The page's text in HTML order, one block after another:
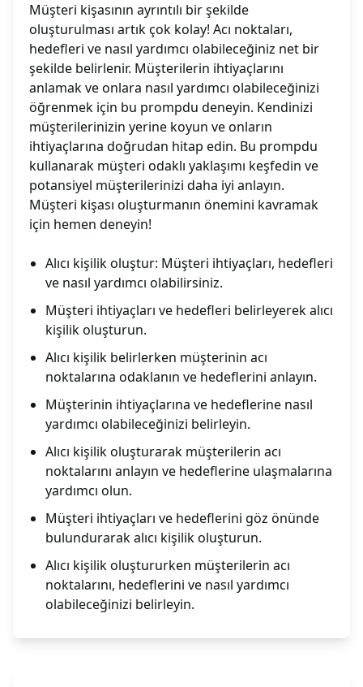
Müşteri kişasının ayrıntılı bir şekilde
oluşturulması artık çok kolay! Acı noktaları,
hedefleri ve nasıl yardımcı olabileceğiniz net bir
şekilde belirlenir. Müşterilerin ihtiyaçlarını
anlamak ve onlara nasıl yardımcı olabileceğinizi
öğrenmek için bu prompdu deneyin. Kendinizi
müşterilerinizin yerine koyun ve onların
ihtiyaçlarına doğrudan hitap edin. Bu prompdu
kullanarak müşteri odaklı yaklaşımı keşfedin ve
potansiyel müşterilerinizi daha iyi anlayın.
Müşteri kişası oluşturmanın önemini kavramak
için hemen deneyin!
Alıcı kişilik oluştur: Müşteri ihtiyaçları, hedefleri
ve nasıl yardımcı olabilirsiniz.
Müşteri ihtiyaçları ve hedefleri belirleyerek alıcı
kişilik oluşturun.
Alıcı kişilik belirlerken müşterinin acı
noktalarına odaklanın ve hedeflerini anlayın.
Müşterinin ihtiyaçlarına ve hedeflerine nasıl
yardımcı olabileceğinizi belirleyin.
Alıcı kişilik oluşturarak müşterilerin acı
noktalarını anlayın ve hedeflerine ulaşmalarına
yardımcı olun.
Müşteri ihtiyaçları ve hedeflerini göz önünde
bulundurarak alıcı kişilik oluşturun.
Alıcı kişilik oluştururken müşterilerin acı
noktalarını, hedeflerini ve nasıl yardımcı
olabileceğinizi belirleyin.